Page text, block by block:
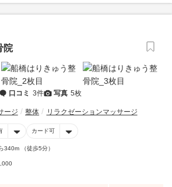
院
口コミ 3件 写真 5枚
ージ 整体 リラクゼーションマッサージ
カード可
340m （徒歩5分）